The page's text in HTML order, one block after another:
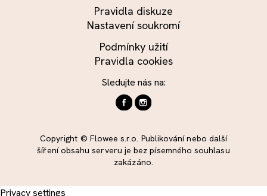
Pravidla diskuze
Nastavení soukromí
Podmínky užití
Pravidla cookies
Sledujte nás na:
Copyright © Flowee s.r.o. Publikování nebo další
šíření obsahu serveru je bez písemného souhlasu
zakázáno.
Privacy settings